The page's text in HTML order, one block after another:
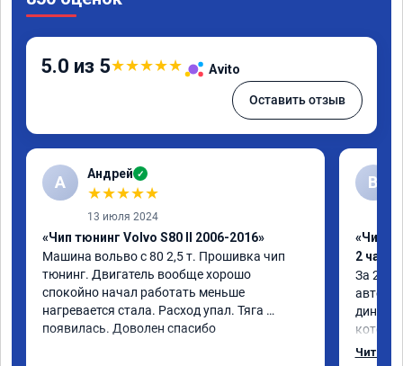
5.0 из 5★★★★★ Avito
Оставить отзыв
А Андрей ✓
★★★★★
13 июля 2024
«Чип тюнинг Volvo S80 II 2006-2016»
Машина вольво с 80 2,5 т. Прошивка чип
тюнинг. Двигатель вообще хорошо
спокойно начал работать меньше
нагревается стала. Расход упал. Тяга
появилась. Доволен спасибо
В
«Чип
2 часа»
За 2
230+
Читать